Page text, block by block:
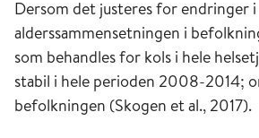
Dersom det justeres for endringer i
alderssammensetningen i
som behandles for kols i hele
stabil i hele perioden 2008-2014;
befolkningen (Skogen et al., 2017).